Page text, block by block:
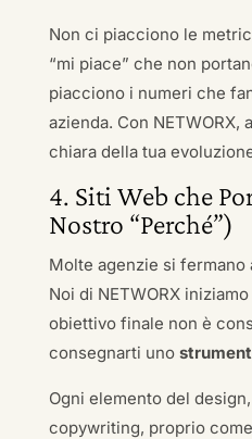
Non ci piacciono le
“mi piace” che non
piacciono i numeri che
azienda. Con NETWORX,
chiara della tua
4. Siti Web che
Nostro “Perché”)
Molte agenzie si fermano
Noi di NETWORX
obiettivo finale non è
consegnarti uno
Ogni elemento del
copywriting, proprio